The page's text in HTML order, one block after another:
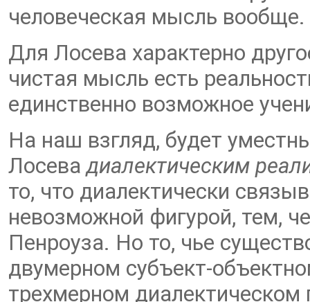
человеческая мысль вообще.
Для Лосева характерно
чистая мысль есть
единственно возможное
На наш взгляд, будет
Лосевадиалектическим
то, что диалектически
невозможной фигурой, тем,
Пенроуза. Но то, чье
двумерном субъект-
трехмерном диалектическом